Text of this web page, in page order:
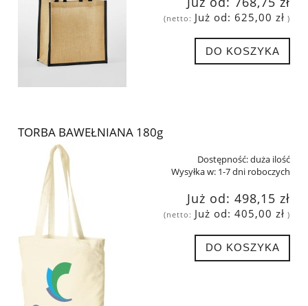
(netto: Już od: 625,00 zł )
DO KOSZYKA
TORBA BAWEŁNIANA 180g
Dostępność:duża ilość
Wysyłka w: 1-7 dni roboczych
Już od: 498,15 zł
(netto: Już od: 405,00 zł )
DO KOSZYKA